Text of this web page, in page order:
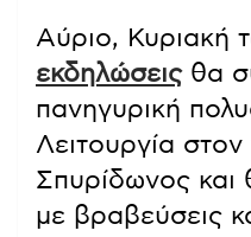
Αύριο, Κυριακή
εκδηλώσειςθα
πανηγυρική
Λειτουργία
Σπυρίδωνος
με βραβεύσεις